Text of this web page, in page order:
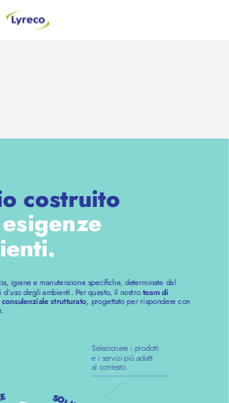
costruito
e
igiene e manutenzione specifiche, determinate dal
d’uso degli ambienti. Per questo, il nostro team di
strutturato , progettato per rispondere con
.
SO
Selezionare i prodotti
e i servizi più adatti
al contesto.